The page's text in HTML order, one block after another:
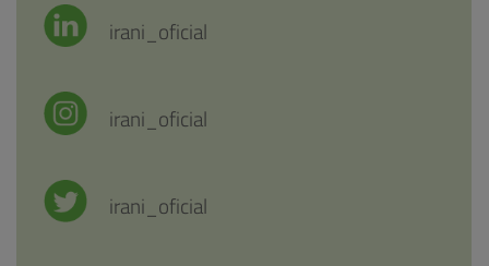
irani_oficial
irani_oficial
irani_oficial